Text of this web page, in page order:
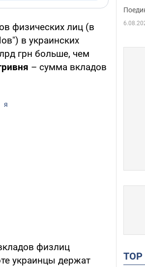
физических лиц (в
в украинских
грн больше, чем
– сумма вкладов
физлиц
украинцы держат